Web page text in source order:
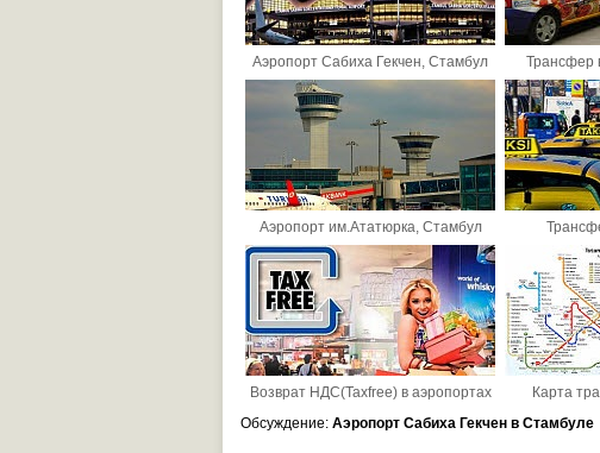
Аэропорт Сабиха Гекчен, Стамбул Транcфер
Аэропорт им.Ататюрка, Стамбул
Возврат НДС(Taxfree) в аэропортах Карта
Обсуждение: Аэропорт Сабиха Гекчен в Стамбуле